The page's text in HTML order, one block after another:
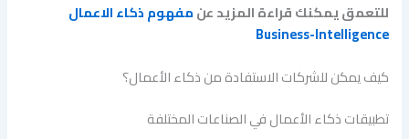
للتعمق يمكنك قراءة المزيد عنمفهوم ذكاء الاعمال
Business-Intelligence
كيف يمكن للشركات الاستفادة من ذكاء الأعمال؟
تطبيقات ذكاء الأعمال في الصناعات المختلفة